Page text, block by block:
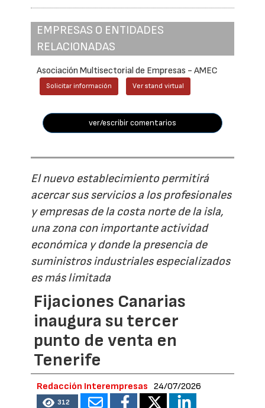
EMPRESAS O ENTIDADES
RELACIONADAS
Asociación Multisectorial de Empresas - AMEC
Solicitar información Ver stand virtual
ver/escribir comentarios
El nuevo establecimiento permitirá
acercar sus servicios a los profesionales
y empresas de la costa norte de la isla,
una zona con importante actividad
económica y donde la presencia de
suministros industriales especializados
es más limitada
Fijaciones Canarias
inaugura su tercer
punto de venta en
Tenerife
Redacción Interempresas 24/07/2026
312